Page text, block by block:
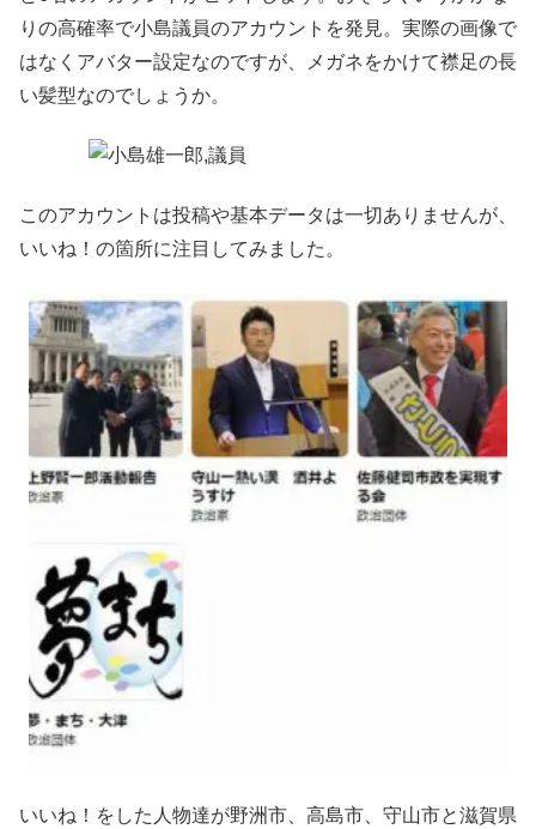
りの高確率で小島議員のアカウントを発見。実際の画像で
はなくアバター設定なのですが、メガネをかけて襟足の長
い髪型なのでしょうか。
このアカウントは投稿や基本データは一切ありませんが、
いいね！の箇所に注目してみました。
いいね！をした人物達が野洲市、高島市、守山市と滋賀県